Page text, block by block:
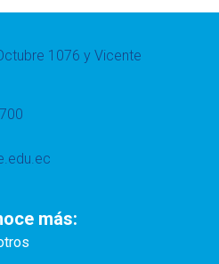
1076 y Vicente
más: